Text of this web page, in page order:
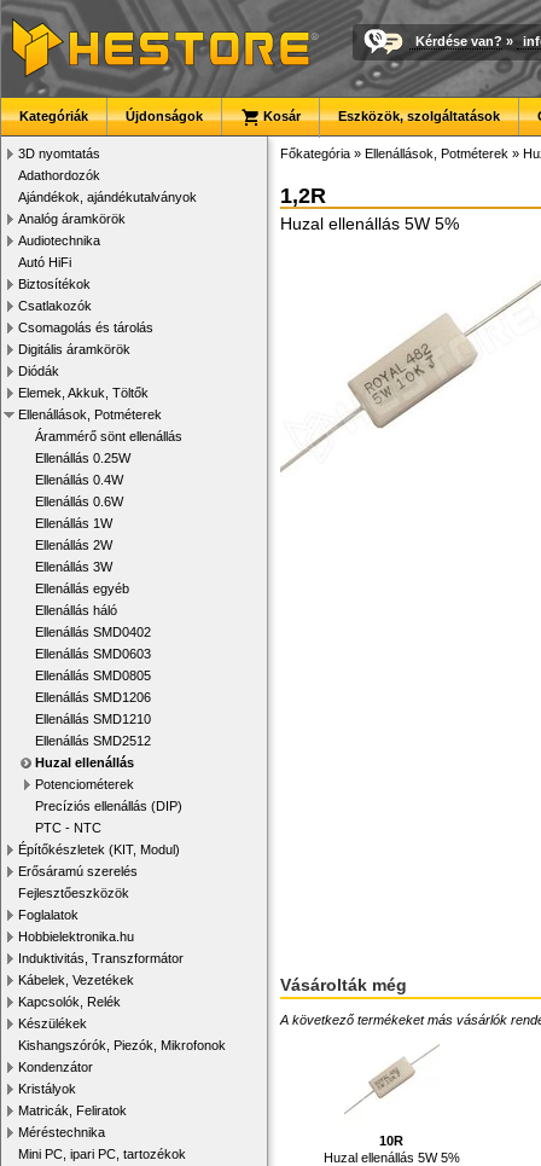
Kérdése van? »
Kategóriák Újdonságok Kosár Eszközök, szolgáltatások
3D nyomtatás
Adathordozók
Ajándékok, ajándékutalványok
Analóg áramkörök
Audiotechnika
Autó HiFi
Biztosítékok
Csatlakozók
Csomagolás és tárolás
Digitális áramkörök
Diódák
Elemek, Akkuk, Töltők
Ellenállások, Potméterek
Árammérő sönt ellenállás
Ellenállás 0.25W
Ellenállás 0.4W
Ellenállás 0.6W
Ellenállás 1W
Ellenállás 2W
Ellenállás 3W
Ellenállás egyéb
Ellenállás háló
Ellenállás SMD0402
Ellenállás SMD0603
Ellenállás SMD0805
Ellenállás SMD1206
Ellenállás SMD1210
Ellenállás SMD2512
Huzal ellenállás
Potenciométerek
Precíziós ellenállás (DIP)
PTC - NTC
Építőkészletek (KIT, Modul)
Erősáramú szerelés
Fejlesztőeszközök
Foglalatok
Hobbielektronika.hu
Induktivitás, Transzformátor
Kábelek, Vezetékek
Kapcsolók, Relék
Készülékek
Kishangszórók, Piezók, Mikrofonok
Kondenzátor
Kristályok
Matricák, Feliratok
Méréstechnika
Mini PC, ipari PC, tartozékok
Főkategória » Ellenállások, Potméterek »
1,2R
Huzal ellenállás 5W 5%
Vásárolták még
A következő termékeket más vásárlók
10R
Huzal ellenállás 5W 5%